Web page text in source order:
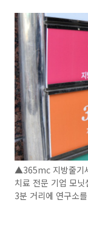
▲365mc 지방줄기
치료 전문 기업 모
3분 거리에 연구소